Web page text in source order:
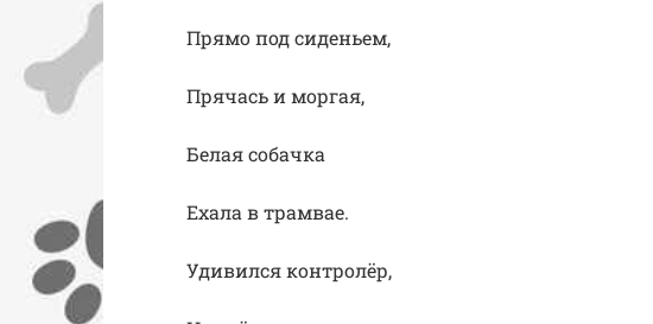
Прямо под сиденьем,
Прячась и моргая,
Белая собачка
Ехала в трамвае.
Удивился контролёр,